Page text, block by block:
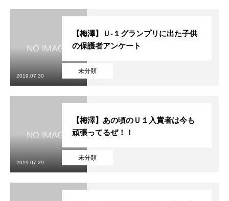
未分類
【梅澤】Ｕ-１グランプリに出た子供
の保護者アンケート
2019.07.30
未分類
【梅澤】あの頃のＵ１入賞者は今も
頑張ってるぜ！！
2019.07.29